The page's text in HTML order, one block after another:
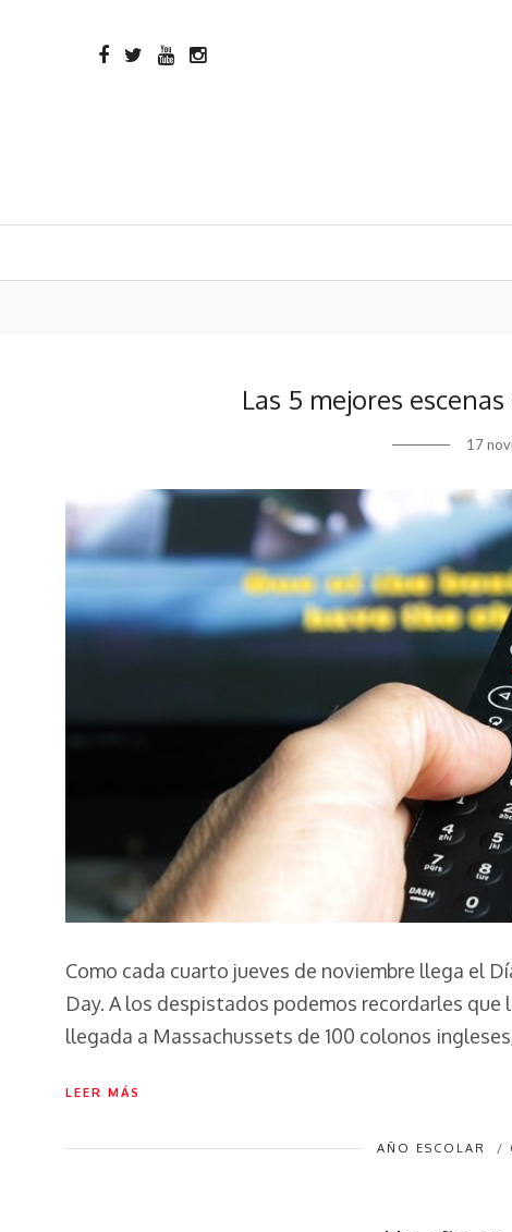
Las 5 mejores
17
Como cada cuarto jueves de noviembre llega el
Day. A los despistados podemos recordarles
llegada a Massachussets de 100 colonos
LEER MÁS
AÑO ESCOLAR /